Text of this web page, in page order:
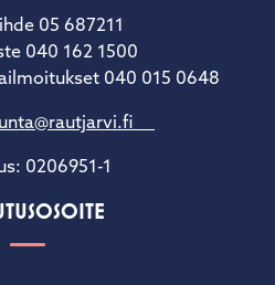
05 687211
040 162 1500
040 015 0648
0206951-1